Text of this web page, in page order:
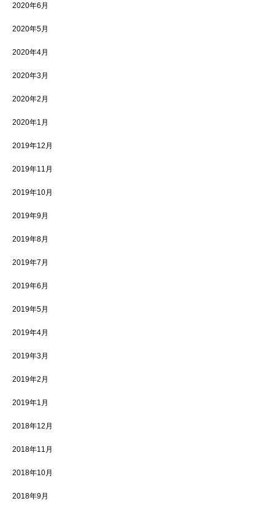
2020年6月
2020年5月
2020年4月
2020年3月
2020年2月
2020年1月
2019年12月
2019年11月
2019年10月
2019年9月
2019年8月
2019年7月
2019年6月
2019年5月
2019年4月
2019年3月
2019年2月
2019年1月
2018年12月
2018年11月
2018年10月
2018年9月